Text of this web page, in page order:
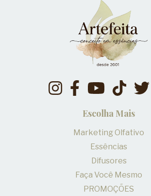
Escolha Mais
Marketing Olfativo
Essências
Difusores
Faça Você Mesmo
PROMOÇÕES